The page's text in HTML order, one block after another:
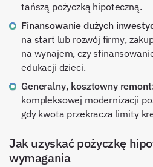
tańszą pożyczką hipoteczną.
Finansowanie dużych
na start lub rozwój firmy,
na wynajem, czy
edukacji dzieci.
Generalny, kosztowny
kompleksowej modernizacji
gdy kwota przekracza limity
Jak uzyskać pożyczkę
wymagania